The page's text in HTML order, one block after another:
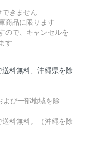
きません
商品に限ります
ので、キャンセルを
す
料無料、沖縄県を除
び一部地域を除
料無料。（沖縄を除